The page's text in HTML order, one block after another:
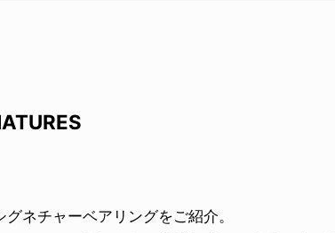
ネチャーベアリングをご紹介。